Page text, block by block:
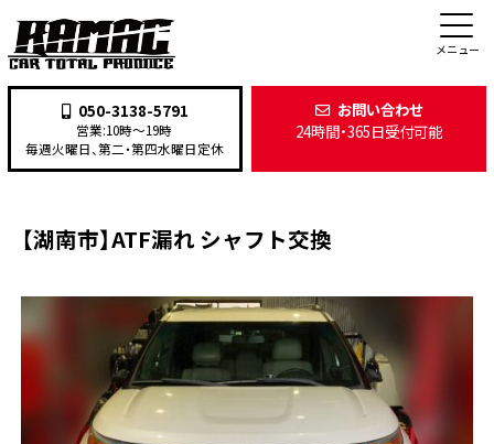
メニュー
050-3138-5791
営業:10時〜19時
毎週火曜日、第二・第四水曜日定休
お問い合わせ
24時間・365日受付可能
TOP 施工事例>整備・修理> 【湖南市】ATF漏れ シャフト交換
【湖南市】ATF漏れ シャフト交換